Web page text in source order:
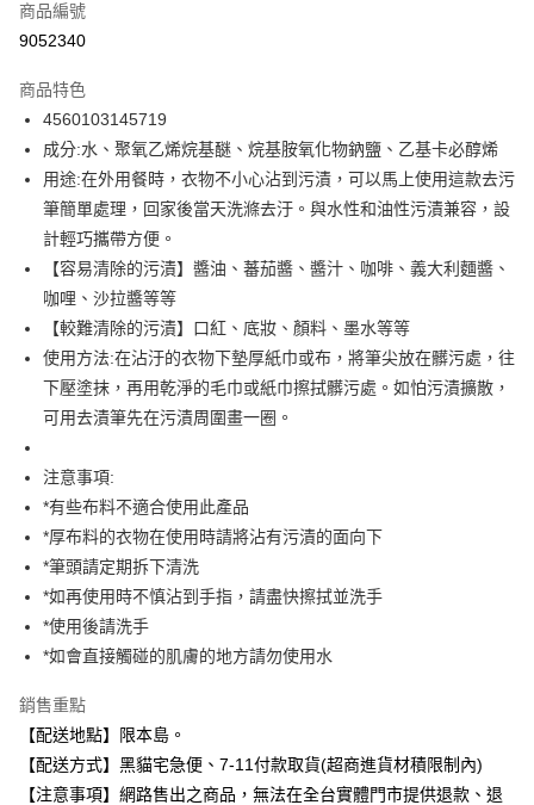
信用卡分期付款
合作金庫商業銀行
華南商業銀行
上海商業儲蓄銀行
台北富邦商業銀行
國泰世華商業銀行
兆豐國際商業銀行
臺灣中小企業銀行
台中商業銀行
匯豐（台灣）商業銀行
聯邦商業銀行
元大商業銀行
永豐商業銀行
玉山商業銀行
台新國際商業銀行
中國信託商業銀行
台灣樂天信用卡公司
LINE Pay
Apple Pay
街口支付
Google Pay
大哥付你分期
相關說明
【大哥付你分期使用說明】
1.本服務由台灣大哥大提供，台灣大哥大用戶可立即使用無須另外申請。
2.付款方式選擇「大哥付你分期」，訂單成立後會自動跳轉到大哥付的交易
流程，驗證手機門號後，選擇欲分期的期數、繳款截止日，確認付款後即完
成交易。
4.訂單成立30分鐘內，如未前往確認交易或遇審核未通過，訂單將自動取
消。如遇「轉專審核」未通過狀況，表示未達大哥付你分期系統評分，恕無
法說明評估內容。
【繳款方式說明】
醒簡訊。
2.透過簡訊連結打開帳單後，可選擇「超商條碼／台灣大直營門市／銀行轉
帳／街口支付／iPASS MONEY」等通路繳費。
【注意事項】
ATM付款
運送方式
全家取貨付款
每筆NT$100，滿NT$899(含以上)免運費
付款後全家取貨
每筆NT$100，滿NT$899(含以上)免運費
7-11取貨付款
每筆NT$100，滿NT$899(含以上)免運費
商品編號
9052340
商品特色
4560103145719
成分:水、聚氧乙烯烷基醚、烷基胺氧化物鈉鹽、乙基卡必醇烯
用途:在外用餐時，衣物不小心沾到污漬，可以馬上使用這款去污
筆簡單處理，回家後當天洗滌去汙。與水性和油性污漬兼容，設
計輕巧攜帶方便。
【容易清除的污漬】醬油、蕃茄醬、醬汁、咖啡、義大利麵醬、
咖哩、沙拉醬等等
【較難清除的污漬】口紅、底妝、顏料、墨水等等
使用方法:在沾汙的衣物下墊厚紙巾或布，將筆尖放在髒污處，往
下壓塗抹，再用乾淨的毛巾或紙巾擦拭髒污處。如怕污漬擴散，
可用去漬筆先在污漬周圍畫一圈。
注意事項:
*有些布料不適合使用此產品
*厚布料的衣物在使用時請將沾有污漬的面向下
*筆頭請定期拆下清洗
*如再使用時不慎沾到手指，請盡快擦拭並洗手
*使用後請洗手
*如會直接觸碰的肌膚的地方請勿使用水
銷售重點
【配送地點】限本島。
【配送方式】黑貓宅急便、7-11付款取貨(超商進貨材積限制內)
【注意事項】網路售出之商品，無法在全台實體門市提供退款、退